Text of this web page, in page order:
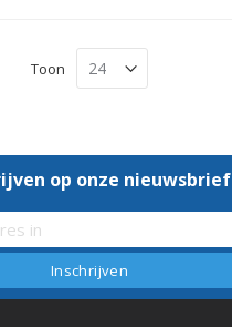
Toon
op onze nieuwsbrief